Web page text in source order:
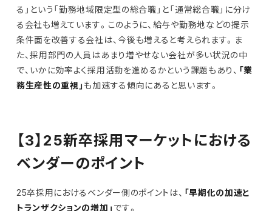
る」という「勤務地域限定型の総合職」と「通常総合職」に分け
る会社も増えています。このように、給与や勤務地などの提示
条件面を改善する会社は、今後も増えると考えられます。ま
た、採用部門の人員はあまり増やせない会社が多い状況の中
で、いかに効率よく採用活動を進めるかという課題もあり、 「業
務生産性の重視」 も加速する傾向にあると思います。
【3】25新卒採用マーケットにおける
ベンダーのポイント
25卒採用におけるベンダー側のポイントは、 「早期化の加速と
トランザクションの増加」 です。